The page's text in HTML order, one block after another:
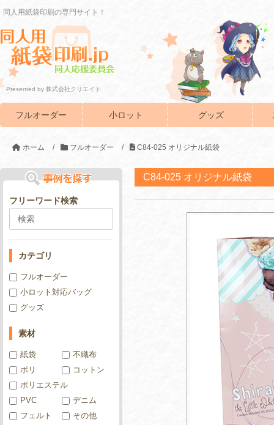
同人用紙袋印刷の専門サイト！
Presented by 株式会社クリエイト
フルオーダー 小ロット グッズ
ホーム / フルオーダー / C84-025 オリジナル紙袋
C84-025 オリジナル紙袋
フリーワード検索
カテゴリ
フルオーダー
小ロット対応バッグ
グッズ
素材
紙袋
不織布
ポリ
コットン
ポリエステル
PVC
デニム
フェルト
その他